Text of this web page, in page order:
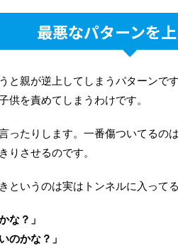
最悪なパターンを
と親が逆上してしまうパターンで
供を責めてしまうわけです。
ったりします。一番傷ついてるの
りさせるのです。
というのは実はトンネルに入って
な？」
のかな？」